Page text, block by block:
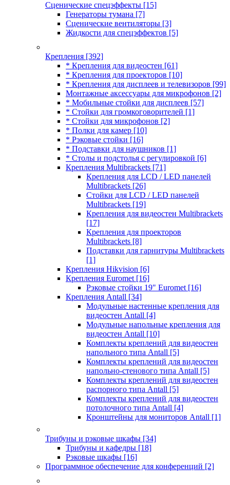
Сценические спецэффекты [15]
Генераторы тумана [7]
Сценические вентиляторы [3]
Жидкости для спецэффектов [5]
Крепления [392]
* Крепления для видеостен [61]
* Крепления для проекторов [10]
* Крепления для дисплеев и телевизоров [99]
Монтажные аксессуары для микрофонов [2]
* Мобильные стойки для дисплеев [57]
* Стойки для громкоговорителей [1]
* Стойки для микрофонов [2]
* Полки для камер [10]
* Рэковые стойки [16]
* Подставки для наушников [1]
* Столы и подстолья с регулировкой [6]
Крепления Multibrackets [71]
Крепления для LCD / LED панелей
Multibrackets [26]
Стойки для LCD / LED панелей
Multibrackets [19]
Крепления для видеостен Multibrackets
[17]
Крепления для проекторов
Multibrackets [8]
Подставки для гарнитуры Multibrackets
[1]
Крепления Hikvision [6]
Крепления Euromet [16]
Рэковые стойки 19" Euromet [16]
Крепления Antall [34]
Модульные настенные крепления для
видеостен Antall [4]
Модульные напольные крепления для
видеостен Antall [10]
Комплекты креплений для видеостен
напольного типа Antall [5]
Комплекты креплений для видеостен
напольно-стенового типа Antall [5]
Комплекты креплений для видеостен
распорного типа Antall [5]
Комплекты креплений для видеостен
потолочного типа Antall [4]
Кронштейны для мониторов Antall [1]
Трибуны и рэковые шкафы [34]
Трибуны и кафедры [18]
Рэковые шкафы [16]
Программное обеспечение для конференций [2]